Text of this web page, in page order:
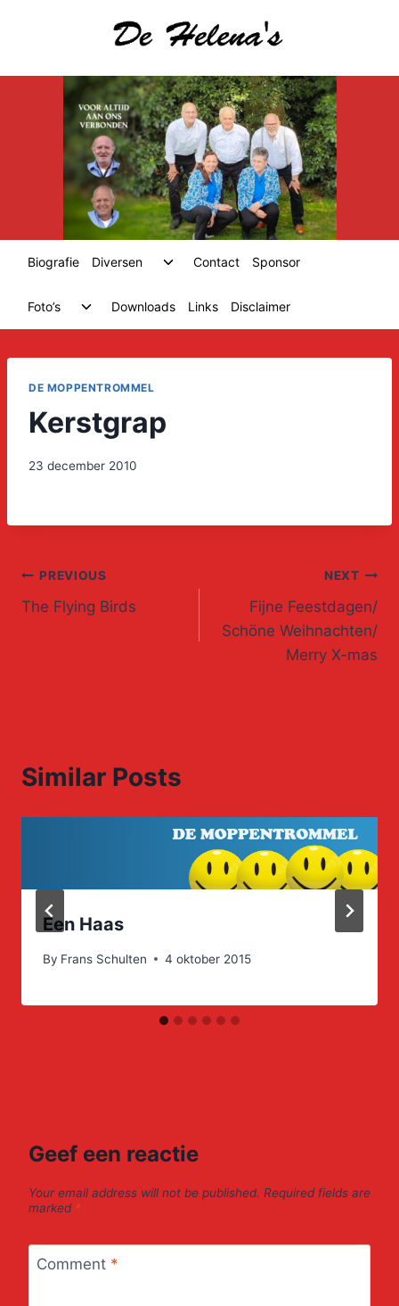
Biografie Diversen
ToggleContact Sponsor
Foto’s
ToggleDownloads Links Disclaimer
DE MOPPENTROMMEL
Kerstgrap
23 december 2010
Post
navigation
PREVIOUS
The Flying Birds
NEXT
Fijne Feestdagen/
Schöne Weihnachten/
Merry X-mas
Similar Posts
Een Haas
By Frans Schulten 4 oktober 2015
Geef een reactie
Your email address will not be published. Required fields are
marked *
Comment *